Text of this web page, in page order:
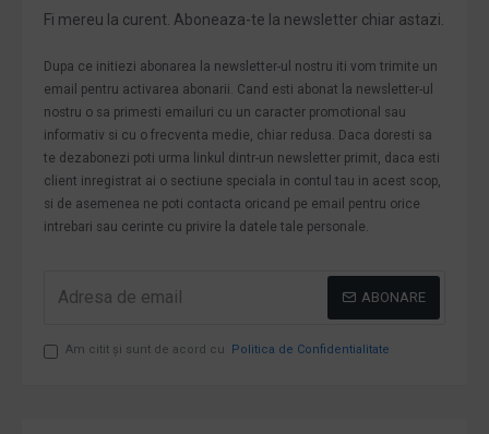
Fi mereu la curent. Aboneaza-te la newsletter chiar astazi.
Dupa ce initiezi abonarea la newsletter-ul nostru iti vom trimite un
email pentru activarea abonarii. Cand esti abonat la newsletter-ul
nostru o sa primesti emailuri cu un caracter promotional sau
informativ si cu o frecventa medie, chiar redusa. Daca doresti sa
te dezabonezi poti urma linkul dintr-un newsletter primit, daca esti
client inregistrat ai o sectiune speciala in contul tau in acest scop,
si de asemenea ne poti contacta oricand pe email pentru orice
intrebari sau cerinte cu privire la datele tale personale.
ABONARE
Am citit şi sunt de acord cu Politica de Confidentialitate